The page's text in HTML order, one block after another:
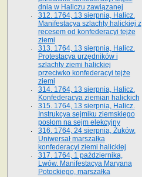
dnia w Haliczu zawiązanej
312. 1764, 13 sierpnia, Halicz.
Manifestacya szlachty halickiej z
recesem od konfederacyi tejże
ziemi
313. 1764, 13 sierpnia, Halicz.
Protestacya urzędników i
szlachty ziemi halickiej
przeciwko konfederacyi tejże
ziemi
314. 1764, 13 sierpnia, Halicz.
Konfederacya ziemian halickich
315. 1764, 13 sierpnia, Halicz.
Instrukcya sejmiku ziemskiego
posłom na sejm elekcyjny
316. 1764, 24 sierpnia, Żuków.
Uniwersał marszałka
konfederacyi ziemi halickiej
317. 1764, 1 października,
Lwów. Manifestacya Maryana
Potockiego, marszałka